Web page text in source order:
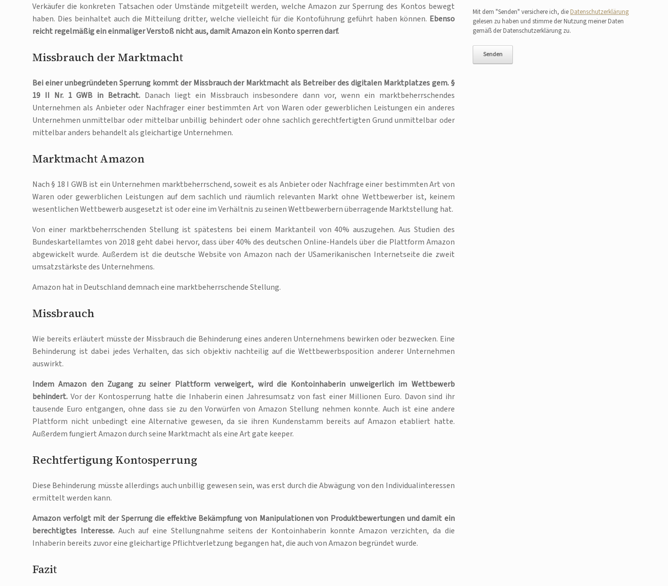
Verkäufer die konkreten Tatsachen oder Umstände mitgeteilt werden, welche Amazon zur Sperrung des Kontos bewegt
haben. Dies beinhaltet auch die Mitteilung dritter, welche vielleicht für die Kontoführung geführt haben können. Ebenso
reicht regelmäßig ein einmaliger Verstoß nicht aus, damit Amazon ein Konto sperren darf.
Missbrauch der Marktmacht
Bei einer unbegründeten Sperrung kommt der Missbrauch der Marktmacht als Betreiber des digitalen Marktplatzes gem. §
19 II Nr. 1 GWB in Betracht. Danach liegt ein Missbrauch insbesondere dann vor, wenn ein marktbeherrschendes
Unternehmen als Anbieter oder Nachfrager einer bestimmten Art von Waren oder gewerblichen Leistungen ein anderes
Unternehmen unmittelbar oder mittelbar unbillig behindert oder ohne sachlich gerechtfertigten Grund unmittelbar oder
mittelbar anders behandelt als gleichartige Unternehmen.
Marktmacht Amazon
Nach § 18 I GWB ist ein Unternehmen marktbeherrschend, soweit es als Anbieter oder Nachfrage einer bestimmten Art von
Waren oder gewerblichen Leistungen auf dem sachlich und räumlich relevanten Markt ohne Wettbewerber ist, keinem
wesentlichen Wettbewerb ausgesetzt ist oder eine im Verhältnis zu seinen Wettbewerbern überragende Marktstellung hat.
Von einer marktbeherrschenden Stellung ist spätestens bei einem Marktanteil von 40% auszugehen. Aus Studien des
Bundeskartellamtes von 2018 geht dabei hervor, dass über 40% des deutschen Online-Handels über die Plattform Amazon
abgewickelt wurde. Außerdem ist die deutsche Website von Amazon nach der USamerikanischen Internetseite die zweit
umsatzstärkste des Unternehmens.
Amazon hat in Deutschland demnach eine marktbeherrschende Stellung.
Missbrauch
Wie bereits erläutert müsste der Missbrauch die Behinderung eines anderen Unternehmens bewirken oder bezwecken. Eine
Behinderung ist dabei jedes Verhalten, das sich objektiv nachteilig auf die Wettbewerbsposition anderer Unternehmen
auswirkt.
Indem Amazon den Zugang zu seiner Plattform verweigert, wird die Kontoinhaberin unweigerlich im Wettbewerb
behindert. Vor der Kontosperrung hatte die Inhaberin einen Jahresumsatz von fast einer Millionen Euro. Davon sind ihr
tausende Euro entgangen, ohne dass sie zu den Vorwürfen von Amazon Stellung nehmen konnte. Auch ist eine andere
Plattform nicht unbedingt eine Alternative gewesen, da sie ihren Kundenstamm bereits auf Amazon etabliert hatte.
Außerdem fungiert Amazon durch seine Marktmacht als eine Art gate keeper.
Rechtfertigung Kontosperrung
Diese Behinderung müsste allerdings auch unbillig gewesen sein, was erst durch die Abwägung von den Individualinteressen
ermittelt werden kann.
Amazon verfolgt mit der Sperrung die effektive Bekämpfung von Manipulationen von Produktbewertungen und damit ein
berechtigtes Interesse.Auch auf eine Stellungnahme seitens der Kontoinhaberin konnte Amazon verzichten, da die
Inhaberin bereits zuvor eine gleichartige Pflichtverletzung begangen hat, die auch von Amazon begründet wurde.
Fazit
Mit dem "Senden" versichere ich, die Datenschutzerklärung
gelesen zu haben und stimme der Nutzung meiner Daten
gemäß der Datenschutzerklärung zu.